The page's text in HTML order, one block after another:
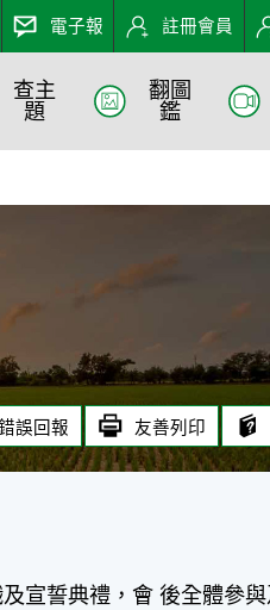
電子報 註冊會員
查主
題
翻圖
鑑
誤回報 友善列印
宣誓典禮，會 後全體參